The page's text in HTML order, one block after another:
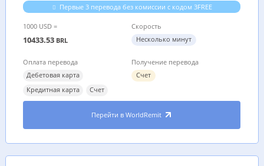
Первые 3 перевода без комиссии с кодом 3FREE
1000 USD =
10433.53 BRL
Скорость
Несколько минут
Оплата перевода
Дебетовая карта
Кредитная карта
Счет
Получение перевода
Счет
Перейти в WorldRemit